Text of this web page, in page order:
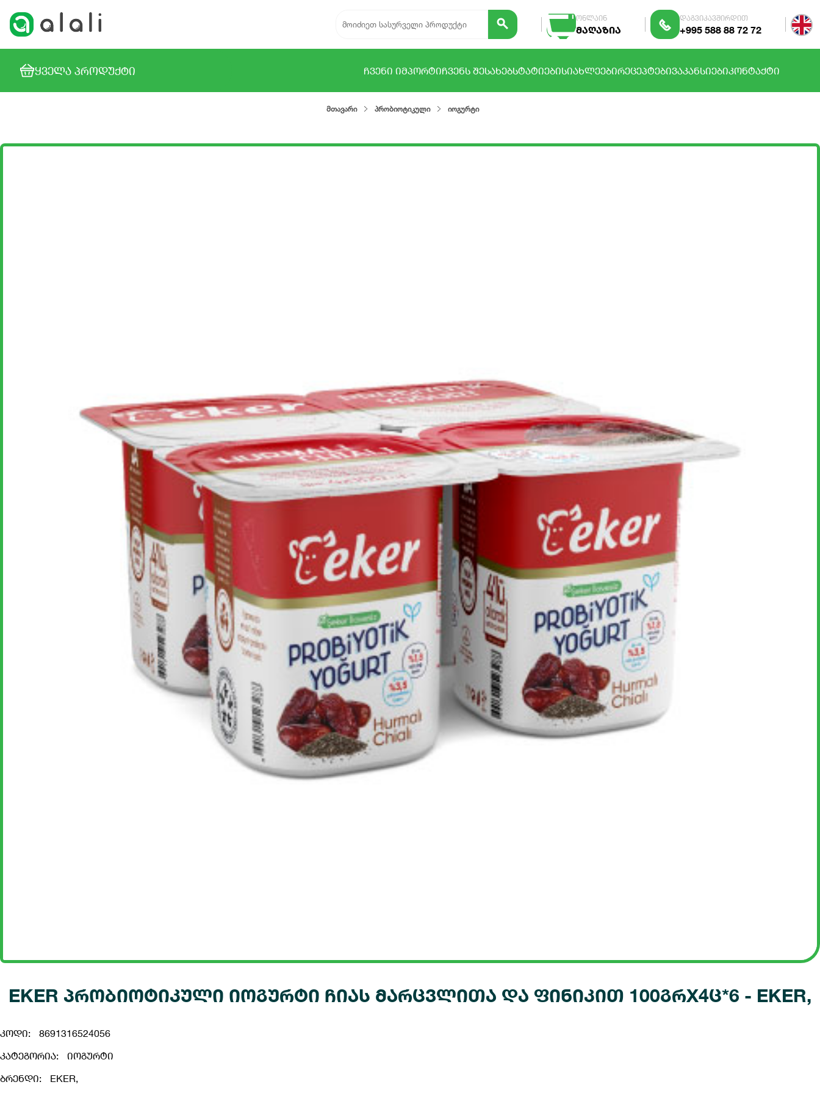
ონლაინ
მაღაზია
დაგვიკავშირდით
+995 588 88 72 72
ᲧᲕᲔᲚᲐ ᲞᲠᲝᲓᲣᲥᲢᲘ ᲩᲕᲔᲜᲘ ᲘᲛᲞᲝᲠᲢᲘᲩᲕᲔᲜᲡ ᲨᲔᲡᲐᲮᲔᲑᲡᲢᲐᲢᲘᲔᲑᲘᲡᲘᲐᲮᲚᲔᲔᲑᲘᲠᲔᲪᲔᲞᲢᲔᲑᲘᲕᲐᲙᲐᲜᲡᲘᲔᲑᲘᲙᲝᲜᲢᲐᲥᲢᲘ
მთავარი პრობიოტიკული იოგურტი
EKER პრობიოტიკული იოგურტი ჩიას მარცვლითა და ფინიკით 100გრX4ც*6 - EKER,
კოდი:
8691316524056
კატეგორია:
იოგურტი
ბრენდი:
EKER,